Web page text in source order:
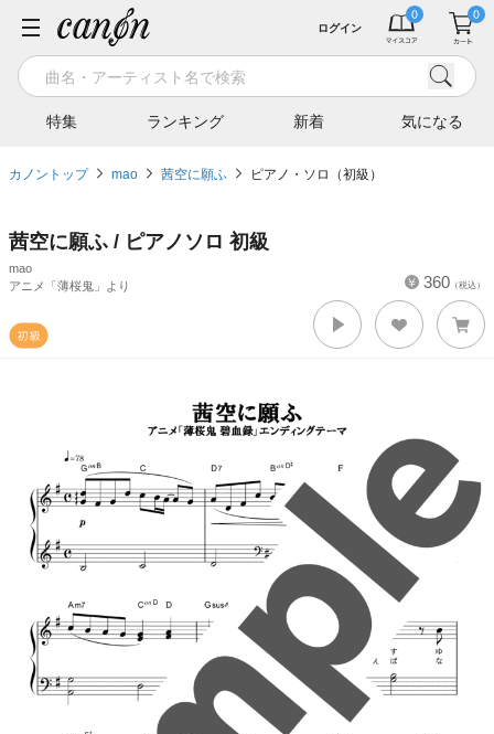
特集 ランキング 新着 気になる
ログイン
カノントップ mao 茜空に願ふ ピアノ・ソロ（初級）
茜空に願ふ / ピアノソロ 初級
mao
アニメ「薄桜鬼」より
360 （税込）